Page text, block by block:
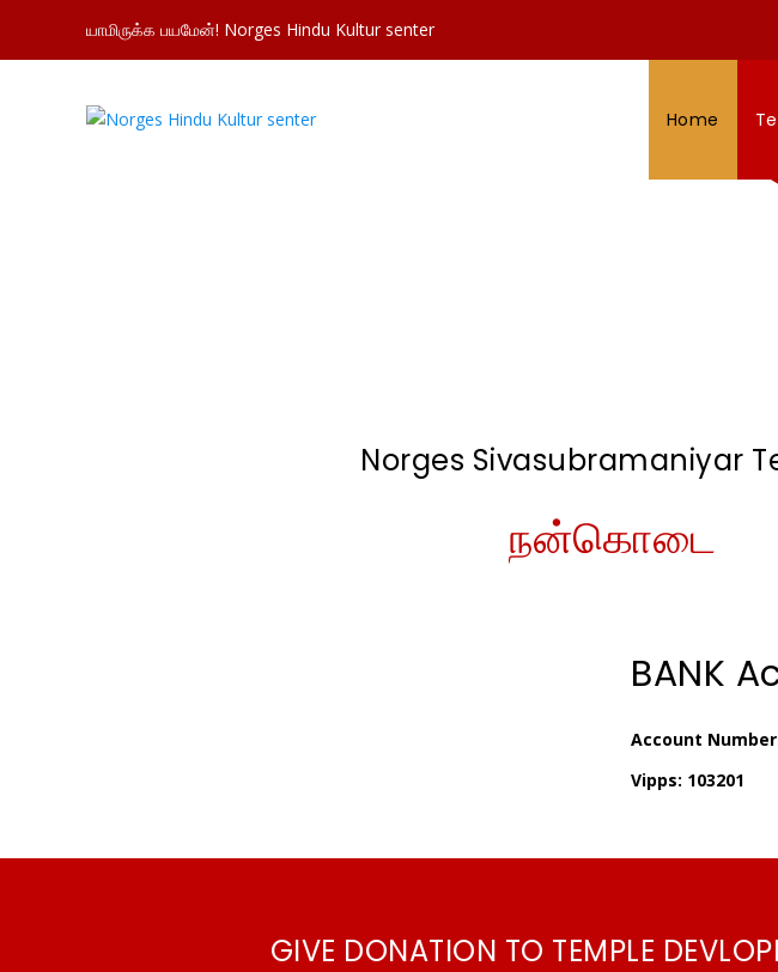
யாமிருக்க பயமேன்! Norges Hindu Kultur senter
Home
Norges Sivasubramaniyar
நன்கொடை
BANK
Account
Vipps: 103201
GIVE DONATION TO TEMPLE